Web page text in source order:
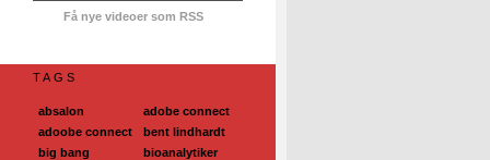
Få nye videoer som RSS
TAGS
absalon
adobe connect
adoobe connect
bent lindhardt
big bang
bioanalytiker